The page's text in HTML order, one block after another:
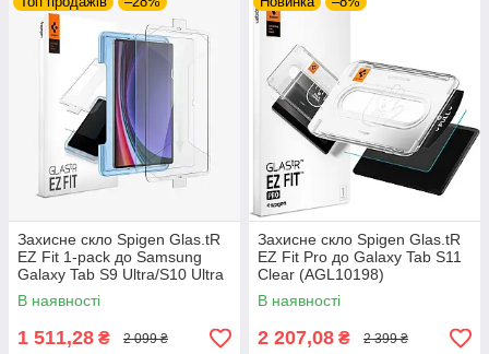
Захисне скло Spigen Glas.tR
EZ Fit 1-pack до Samsung
Galaxy Tab S9 Ultra/S10 Ultra
Clear (AGL06998)
В наявності
1 511,28 ₴ 2 099 ₴
Захисне скло Spigen Glas.tR
EZ Fit Pro до Galaxy Tab S11
Clear (AGL10198)
В наявності
2 207,08 ₴ 2 399 ₴